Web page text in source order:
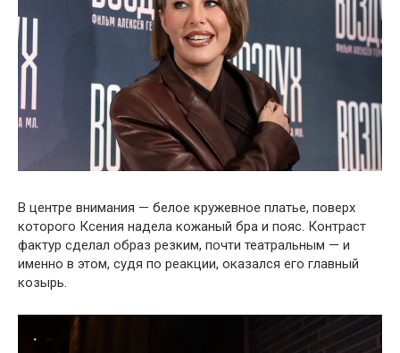
В центре внимания — белое кружевное платье, поверх
которого Ксения надела кожаный бра и пояс. Контраст
фактур сделал образ резким, почти театральным — и
именно в этом, судя по реакции, оказался его главный
козырь.